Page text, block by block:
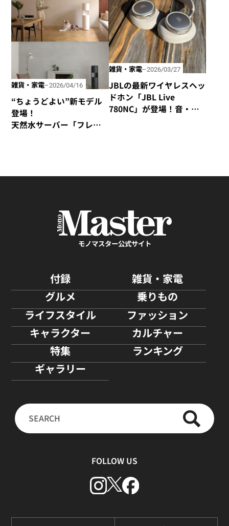
雑貨・家電 2026/04/16
“ちょうどよい”新モデル
登場！
天然水サーバー「フレ
雑貨・家電 2026/03/27
JBLの最新ワイヤレスヘッ
ドホン「JBL Live
780NC」が登場！音・装
モノマスター公式サイト
付録
雑貨・家電
グルメ
乗りもの
ライフスタイル
ファッション
キャラクター
カルチャー
特集
ランキング
ギャラリー
FOLLOW US